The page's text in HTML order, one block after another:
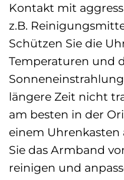
Kontakt mit
z.B.
Schützen Sie die
Temperaturen und
längere Zeit nicht
am besten in der
einem Uhrenkasten
Sie das Armband
reinigen und